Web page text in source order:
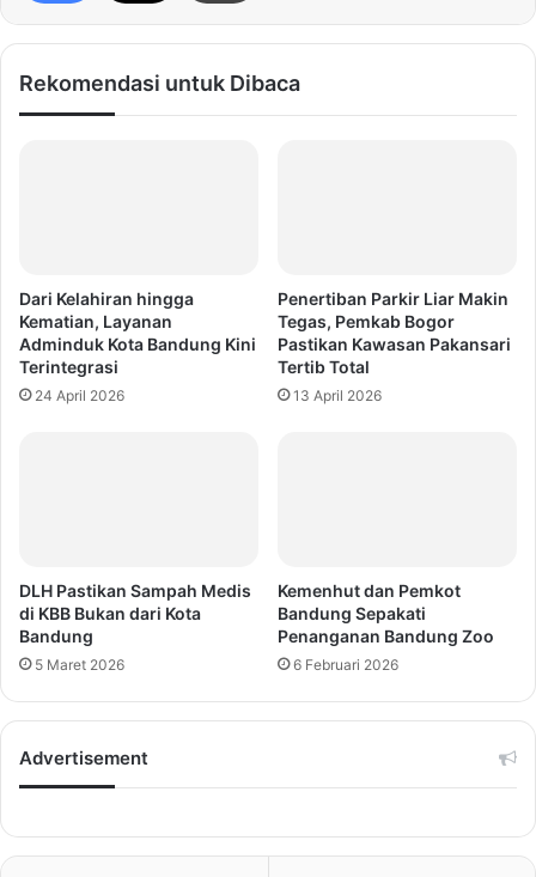
Rekomendasi untuk Dibaca
Dari Kelahiran hingga
Kematian, Layanan
Adminduk Kota Bandung Kini
Terintegrasi
24 April 2026
Penertiban Parkir Liar Makin
Tegas, Pemkab Bogor
Pastikan Kawasan Pakansari
Tertib Total
13 April 2026
DLH Pastikan Sampah Medis
di KBB Bukan dari Kota
Bandung
5 Maret 2026
Kemenhut dan Pemkot
Bandung Sepakati
Penanganan Bandung Zoo
6 Februari 2026
Advertisement